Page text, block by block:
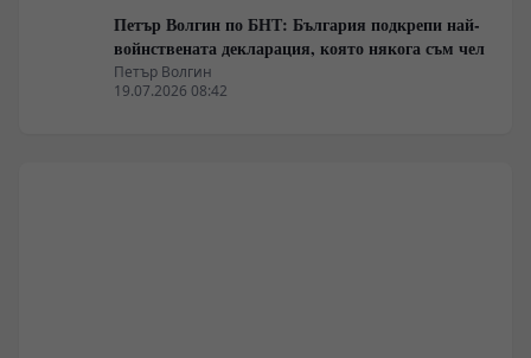
Петър Волгин по БНТ: България подкрепи най-
войнствената декларация, която някога съм чел
Петър Волгин
19.07.2026 08:42